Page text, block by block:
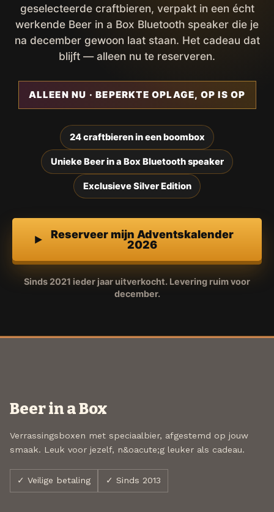
geselecteerde craftbieren, verpakt in een écht
werkende Beer in a Box Bluetooth speaker die je
na december gewoon laat staan. Het cadeau dat
blijft — alleen nu te reserveren.
ALLEEN NU · BEPERKTE OPLAGE, OP IS OP
24 craftbieren in een boombox
Unieke Beer in a Box Bluetooth speaker
Exclusieve Silver Edition
Reserveer mijn Adventskalender
2026
Sinds 2021 ieder jaar uitverkocht. Levering ruim voor
december.
Beer in a Box
Verrassingsboxen met speciaalbier, afgestemd op jouw
smaak. Leuk voor jezelf, n&oacute;g leuker als cadeau.
✓ Veilige betaling ✓ Sinds 2013